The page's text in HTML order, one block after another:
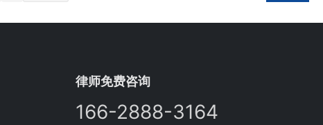
律师免费咨询
166-2888-3164